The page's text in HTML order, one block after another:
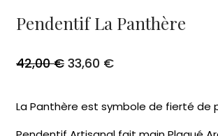
Pendentif La Panthère
42,00€ Le
prix
était :
42,00 €.
33,60 €Le
est :
33,60 €.
La Panthère est symbole de fierté